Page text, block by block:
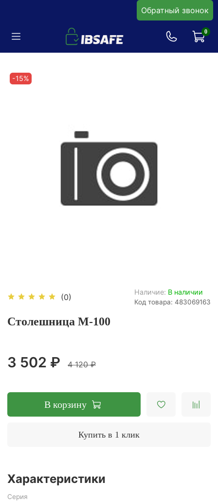
Обратный звонок
0
-15%
(0)
Наличие: В наличии
Код товара: 483069163
Столешница М-100
3 502 ₽ 4 120 ₽
В корзину
Купить в 1 клик
Характеристики
Серия